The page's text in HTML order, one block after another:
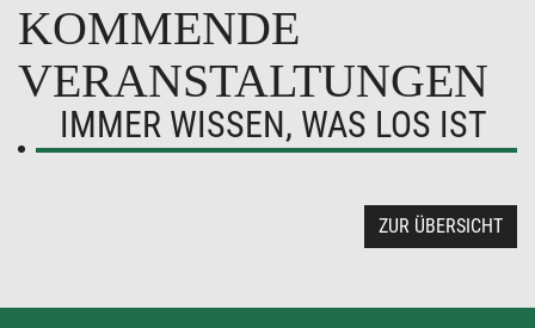
KOMMENDE
VERANSTALTUNGEN
IMMER WISSEN, WAS LOS IST
ZUR ÜBERSICHT